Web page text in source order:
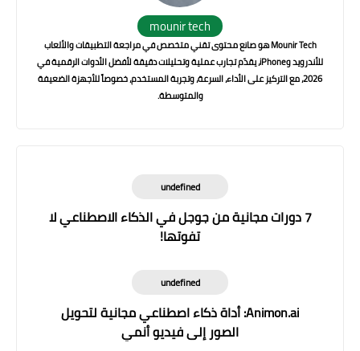
mounir tech
Mounir Tech هو صانع محتوى تقني متخصص في مراجعة التطبيقات والألعاب
للأندرويد وiPhone، يقدّم تجارب عملية وتحليلات دقيقة لأفضل الأدوات الرقمية في
2026، مع التركيز على الأداء، السرعة، وتجربة المستخدم، خصوصاً للأجهزة الضعيفة
والمتوسطة.
undefined
7 دورات مجانية من جوجل في الذكاء الاصطناعي لا
تفوتها!
undefined
Animon.ai: أداة ذكاء اصطناعي مجانية لتحويل
الصور إلى فيديو أنمي